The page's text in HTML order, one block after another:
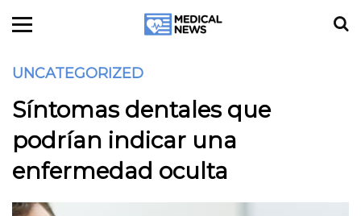
UNCATEGORIZED
Síntomas dentales que
podrían indicar una
enfermedad oculta